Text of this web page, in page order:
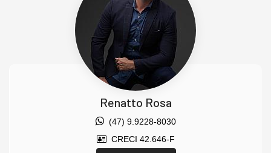
mesmo e venha conhecer este lindo imóvel.
Os valores estão sujeitos a alteração sem aviso prévio.
Características do Imóvel
Acabamento em Gesso
Renatto Rosa
(47) 9.9228-8030
CRECI 42.646-F